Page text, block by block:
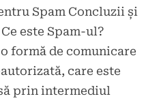
Spam Concluzii și
este Spam-ul?
formă de comunicare
care este
prin intermediul